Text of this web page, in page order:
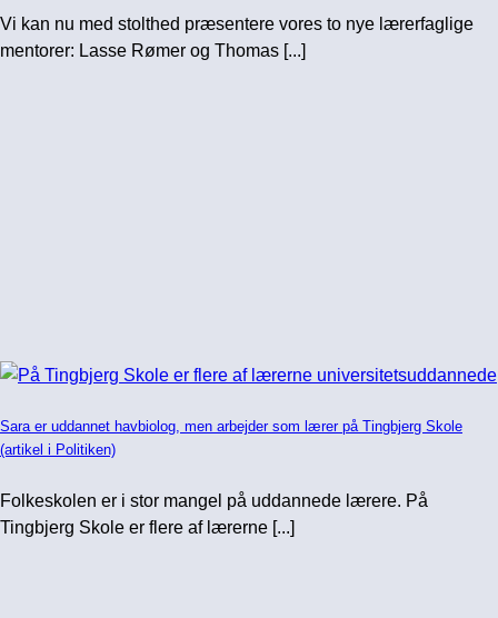
Vi kan nu med stolthed præsentere vores to nye lærerfaglige
mentorer: Lasse Rømer og Thomas [...]
Sara er uddannet havbiolog, men arbejder som lærer på Tingbjerg Skole
(artikel i Politiken)
Folkeskolen er i stor mangel på uddannede lærere. På
Tingbjerg Skole er flere af lærerne [...]